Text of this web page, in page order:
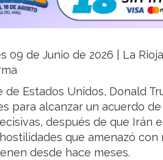
09 de Junio de 2026 | La
de Estados Unidos, Donald
para alcanzar un acuerdo
después de que Irán
que amenazó
desde hace meses.